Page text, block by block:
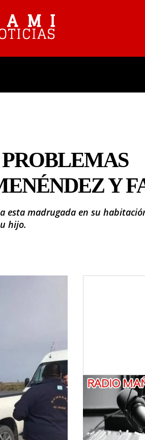
Y
esta madrugada en su
hijo.